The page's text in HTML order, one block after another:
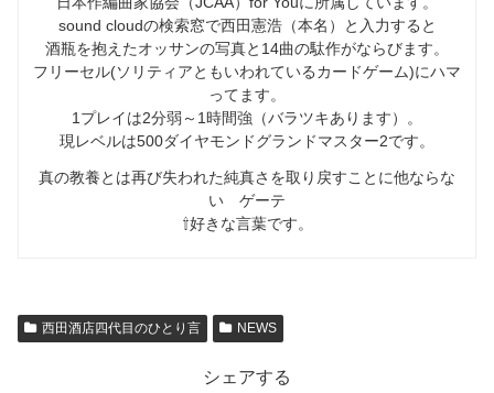
sound cloudの検索窓で西田憲浩（本名）と入力すると
酒瓶を抱えたオッサンの写真と14曲の駄作がならびます。
フリーセル(ソリティアともいわれているカードゲーム)にハマ
ってます。
1プレイは2分弱～1時間強（バラツキあります）。
現レベルは500ダイヤモンドグランドマスター2です。
真の教養とは再び失われた純真さを取り戻すことに他ならな
い ゲーテ
⇧好きな言葉です。
西田酒店四代目のひとり言 NEWS
シェアする